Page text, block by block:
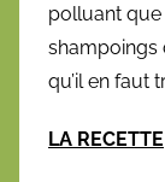
polluant que
shampoings
qu’il en faut
LA RECETTE